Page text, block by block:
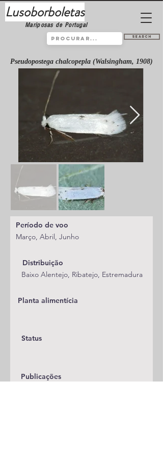
Lusoborboletas
Mariposas de Portugal
Search
Pseudopostega chalcopepla (Walsingham, 1908)
Período de voo
Março, Abril, Junho
Distribuição
Baixo Alentejo, Ribatejo, Estremadura
Planta alimentícia
Status
Publicações